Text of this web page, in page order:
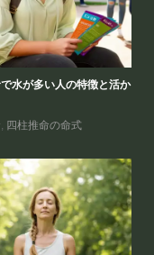
水が多い人の特徴と活か
, 四柱推命の命式